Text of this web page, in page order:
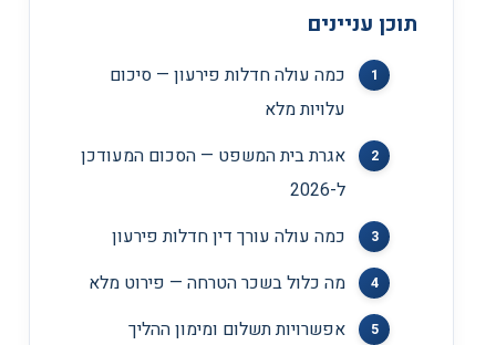
תוכן עניינים
כמה עולה חדלות פירעון — סיכום
עלויות מלא
אגרת בית המשפט — הסכום המעודכן
ל-2026
כמה עולה עורך דין חדלות פירעון
מה כלול בשכר הטרחה — פירוט מלא
אפשרויות תשלום ומימון ההליך